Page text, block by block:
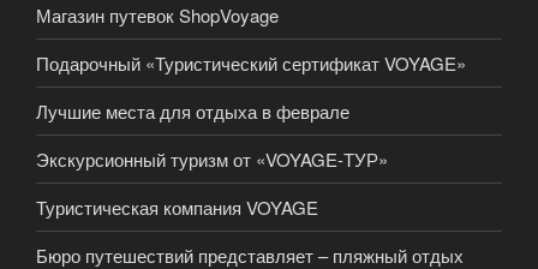
Магазин путевок ShopVoyage
Подарочный «Туристический сертификат VOYAGE»
Лучшие места для отдыха в феврале
Экскурсионный туризм от «VOYAGE-ТУР»
Туристическая компания VOYAGE
Бюро путешествий представляет – пляжный отдых